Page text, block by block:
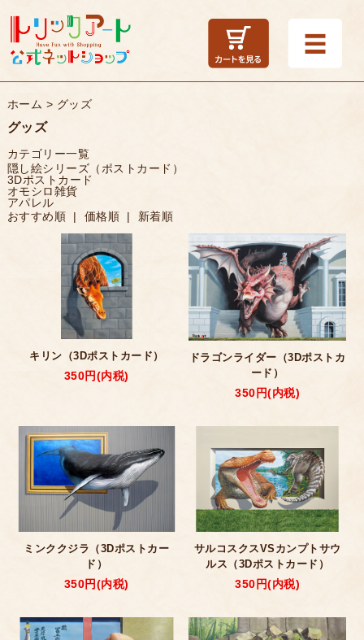
ホーム > グッズ
グッズ
カテゴリー一覧
隠し絵シリーズ（ポストカード）
3Dポストカード
オモシロ雑貨
アパレル
おすすめ順 | 価格順 | 新着順
キリン（3Dポストカード）
350円(内税)
ドラゴンライダー（3Dポストカ
ード）
350円(内税)
ミンククジラ（3Dポストカー
ド）
350円(内税)
サルコスクスVSカンプトサウ
ルス（3Dポストカード）
350円(内税)